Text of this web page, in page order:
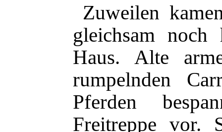
Zuweilen
gleichsam
Haus. Alte
rumpelnden
Pferden
Freitreppe vor.